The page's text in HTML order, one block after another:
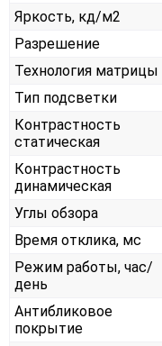
Яркость, кд/м2
Разрешение
Технология матрицы
Тип подсветки
Контрастность
статическая
Контрастность
динамическая
Углы обзора
Время отклика, мс
Режим работы, час/
день
Антибликовое
покрытие